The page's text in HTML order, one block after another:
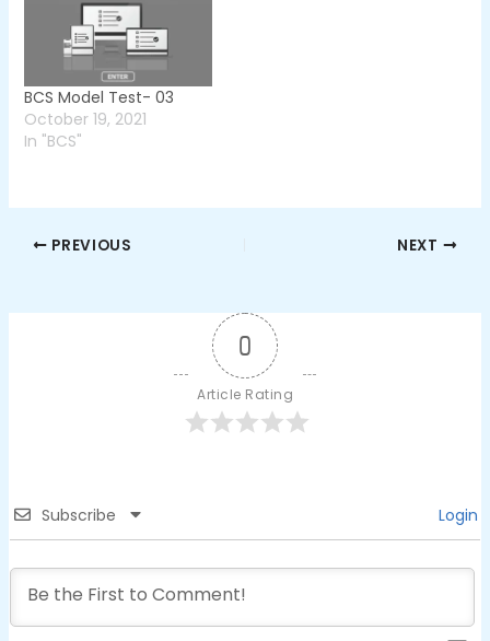
BCS Model Test- 03
October 19, 2021
In "BCS"
PREVIOUS NEXT
0
Article Rating
Subscribe Login